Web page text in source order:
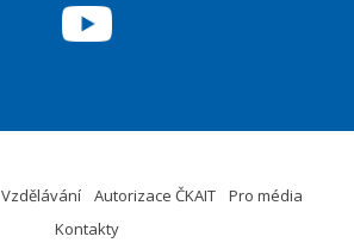
Vzdělávání Autorizace ČKAIT
Pro média
Kontakty